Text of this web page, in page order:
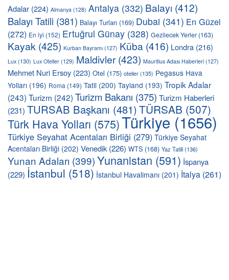
Adalar (224) Almanya (128) Antalya (332) Balayı (412)
Balayı Tatili (381) Balayı Turları (169) Dubai (341) En Güzel
(272) En iyi (152) Ertuğrul Günay (328) Gezilecek Yerler (163)
Kayak (425) Kurban Bayramı (127) Küba (416) Londra (216)
Lux (130) Lux Oteller (129) Maldivler(423) Mauritius Adası Haberleri (127)
Mehmet Nuri Ersoy (223) Otel (175) oteller(135) Pegasus Hava
Yolları (196) Roma (149) Tatil (200) Tayland (193) Tropik Adalar
(243) Turizm (242) Turizm Bakanı (375) Turizm Haberleri
(231) TURSAB Başkanı (481)TÜRSAB (507)
Türk Hava Yolları (575)Türkiye (1656)
Türkiye Seyahat Acentaları Birliği (279) Türkiye Seyahat
Acentaları Birliği (202) Venedik (226) WTS (168) Yaz Tatili(136)
Yunan Adaları (399)Yunanistan (591) İspanya
(229) İstanbul (518) İstanbul Havalimanı (201) İtalya (261)